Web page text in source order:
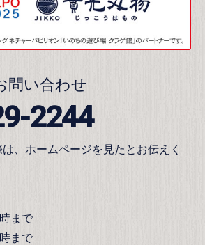
問い合わせ
2244
、ホームページを見たとお伝えく
まで
まで